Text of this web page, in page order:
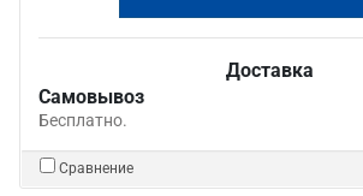
Доставка
Самовывоз
Бесплатно.
Сравнение